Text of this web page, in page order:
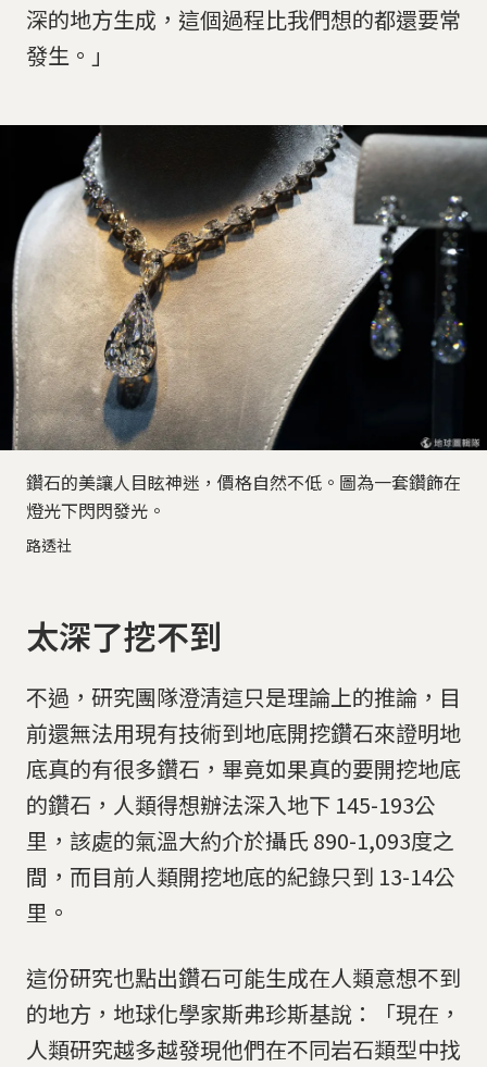
深的地方生成，這個過程比我們想的都還要常
發生。」
鑽石的美讓人目眩神迷，價格自然不低。圖為一套鑽飾在
燈光下閃閃發光。
路透社
太深了挖不到
不過，研究團隊澄清這只是理論上的推論，目
前還無法用現有技術到地底開挖鑽石來證明地
底真的有很多鑽石，畢竟如果真的要開挖地底
的鑽石，人類得想辦法深入地下 145-193公
里，該處的氣溫大約介於攝氏 890-1,093度之
間，而目前人類開挖地底的紀錄只到 13-14公
里。
這份研究也點出鑽石可能生成在人類意想不到
的地方，地球化學家斯弗珍斯基說：「現在，
人類研究越多越發現他們在不同岩石類型中找